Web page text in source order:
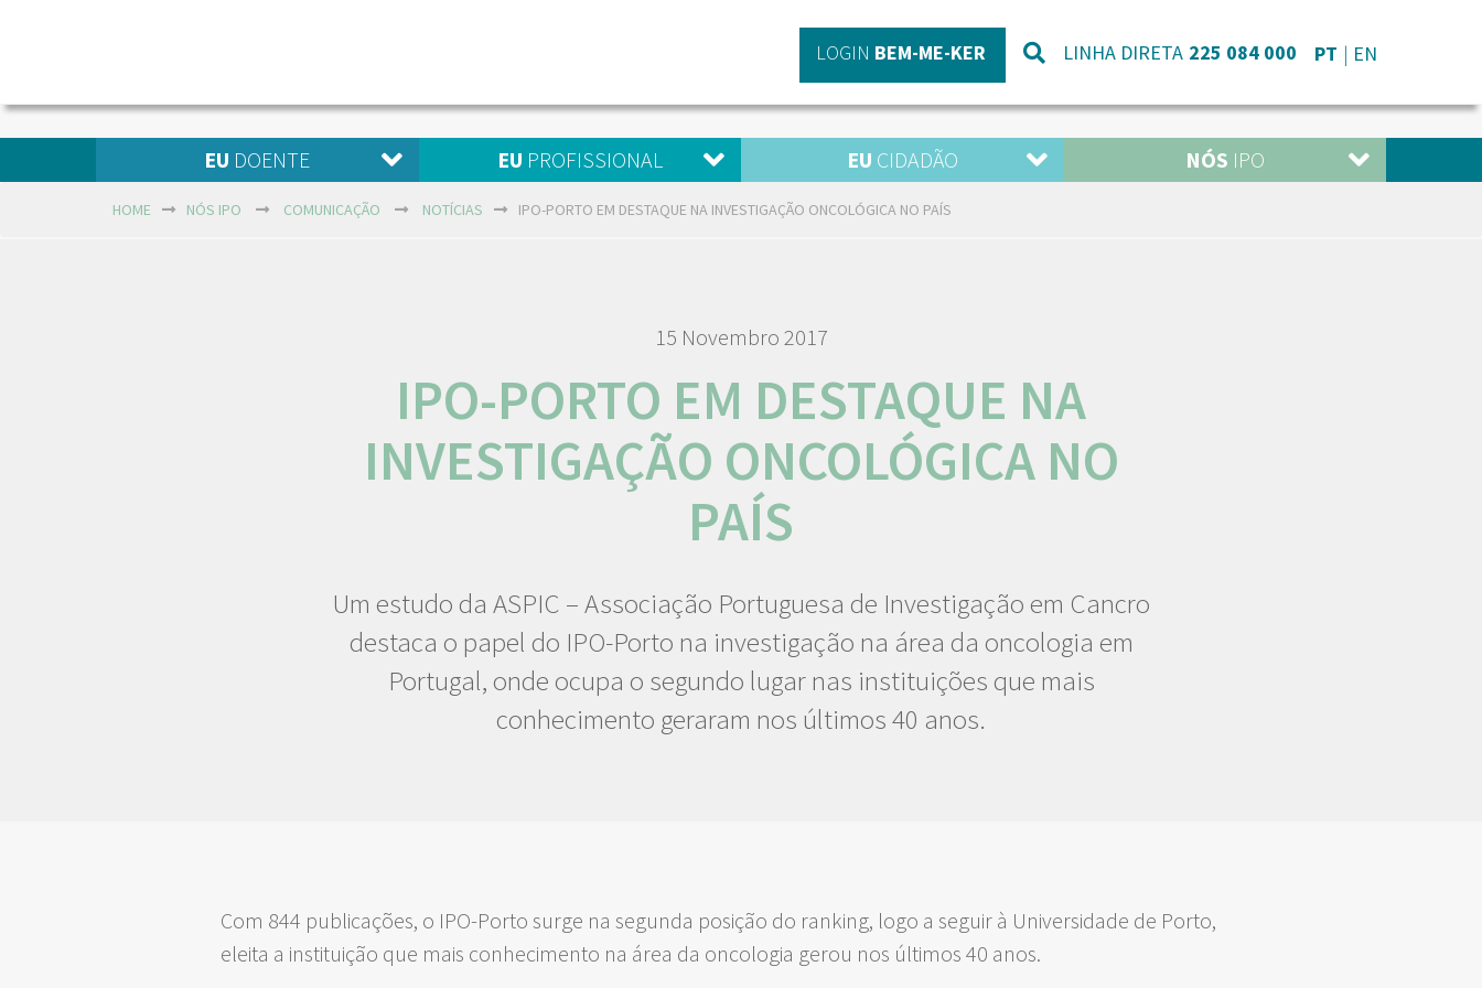
LOGIN BEM-ME-KER LINHA DIRETA 225 084 000 PT EN
EU DOENTE EU PROFISSIONAL EU CIDADÃO NÓS IPO
HOME NÓS IPO COMUNICAÇÃO NOTÍCIAS IPO-PORTO EM DESTAQUE NA INVESTIGAÇÃO ONCOLÓGICA NO PAÍS
15 Novembro 2017
IPO-PORTO EM DESTAQUE NA
INVESTIGAÇÃO ONCOLÓGICA NO
PAÍS
Um estudo da ASPIC – Associação Portuguesa de Investigação em Cancro
destaca o papel do IPO-Porto na investigação na área da oncologia em
Portugal, onde ocupa o segundo lugar nas instituições que mais
conhecimento geraram nos últimos 40 anos.
Com 844 publicações, o IPO-Porto surge na segunda posição do ranking, logo a seguir à Universidade de Porto,
eleita a instituição que mais conhecimento na área da oncologia gerou nos últimos 40 anos.